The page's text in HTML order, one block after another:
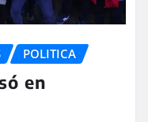
POLITICA
en